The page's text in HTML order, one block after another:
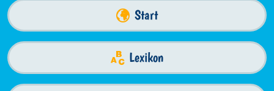
Start
Lexikon